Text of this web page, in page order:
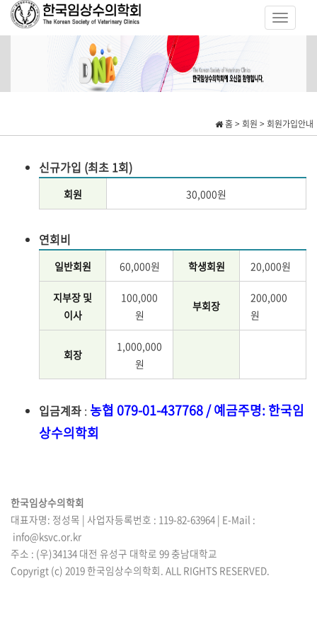
홈 > 회원 > 회원가입안내
신규가입 (최초 1회)
회원 30,000원
연회비
일반회원 60,000원 학생회원 20,000원
지부장 및
이사
100,000
원
부회장
200,000
원
회장
1,000,000
원
입금계좌 : 농협 079-01-437768 / 예금주명: 한국임
상수의학회
한국임상수의학회
대표자명: 정성목 | 사업자등록번호 : 119-82-63964 | E-Mail :
info@ksvc.or.kr
주소 : (우)34134 대전 유성구 대학로 99 충남대학교
Copyrigt (c) 2019 한국임상수의학회. ALL RIGHTS RESERVED.